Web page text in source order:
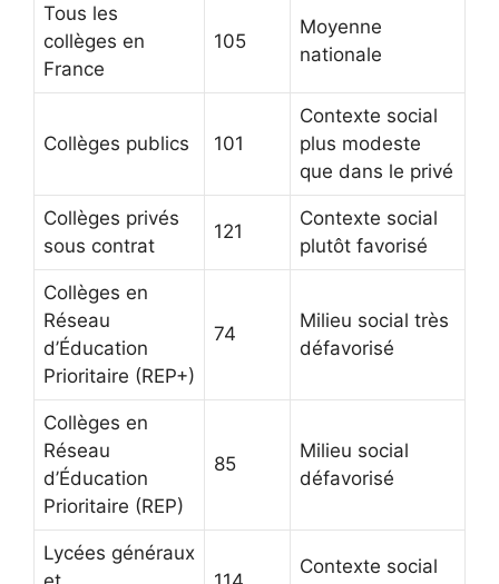
Tous les
collèges en
France
105
Moyenne
nationale
Collèges publics 101
Contexte social
plus modeste
que dans le privé
Collèges privés
sous contrat
121
Contexte social
plutôt favorisé
Collèges en
Réseau
d’Éducation
Prioritaire (REP+)
74
Milieu social très
défavorisé
Collèges en
Réseau
d’Éducation
Prioritaire (REP)
85
Milieu social
défavorisé
Lycées généraux
Contexte social